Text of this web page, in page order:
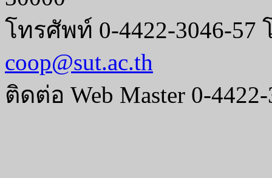
โทรศัพท์ 0-4422-3046-57
coop@sut.ac.th
ติดต่อ Web Master 0-